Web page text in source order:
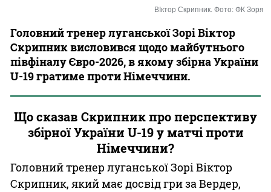
ВІктор Скрипник. Фото: ФК Зоря
Головний тренер луганської Зорі Віктор
Скрипник висловився щодо майбутнього
півфіналу Євро-2026, в якому збірна України
U-19 гратиме проти Німеччини.
Що сказав Скрипник про перспективу
збірної України U-19 у матчі проти
Німеччини?
Головний тренер луганської Зорі Віктор
Скрипник, який має досвід гри за Вердер,